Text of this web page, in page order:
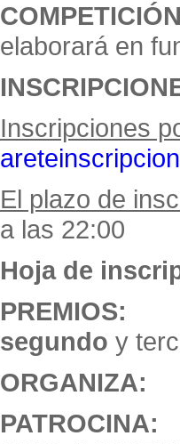
elaborará en
Inscripciones
El plazo de
a las 22:00
Hoja de
PREMIOS:
segundo y